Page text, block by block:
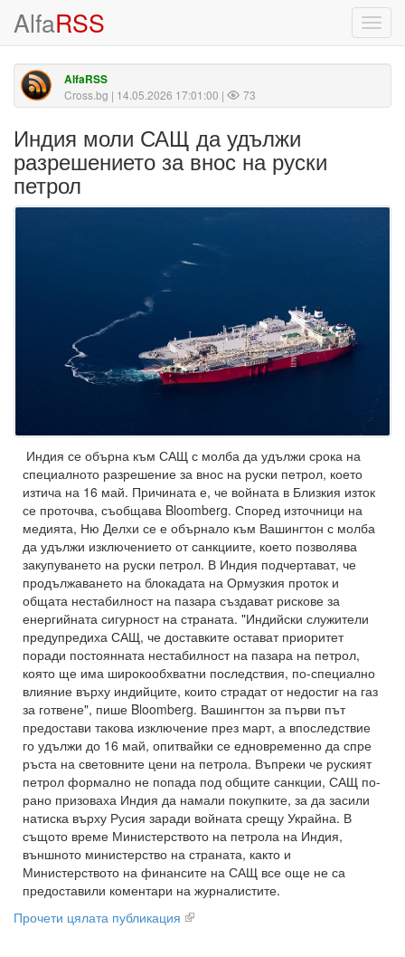
AlfaRSS
AlfaRSS
Cross.bg | 14.05.2026 17:01:00 | 73
Индия моли САЩ да удължи
разрешението за внос на руски
петрол
Индия се обърна към САЩ с молба да удължи срока на
специалното разрешение за внос на руски петрол, което
изтича на 16 май. Причината е, че войната в Близкия изток
се проточва, съобщава Bloomberg. Според източници на
медията, Ню Делхи се е обърнало към Вашингтон с молба
да удължи изключението от санкциите, което позволява
закупуването на руски петрол. В Индия подчертават, че
продължаването на блокадата на Ормузкия проток и
общата нестабилност на пазара създават рискове за
енергийната сигурност на страната. "Индийски служители
предупредиха САЩ, че доставките остават приоритет
поради постоянната нестабилност на пазара на петрол,
която ще има широкообхватни последствия, по-специално
влияние върху индийците, които страдат от недостиг на газ
за готвене", пише Bloomberg. Вашингтон за първи път
предостави такова изключение през март, а впоследствие
го удължи до 16 май, опитвайки се едновременно да спре
ръста на световните цени на петрола. Въпреки че руският
петрол формално не попада под общите санкции, САЩ по-
рано призоваха Индия да намали покупките, за да засили
натиска върху Русия заради войната срещу Украйна. В
същото време Министерството на петрола на Индия,
външното министерство на страната, както и
Министерството на финансите на САЩ все още не са
предоставили коментари на журналистите.
Прочети цялата публикация